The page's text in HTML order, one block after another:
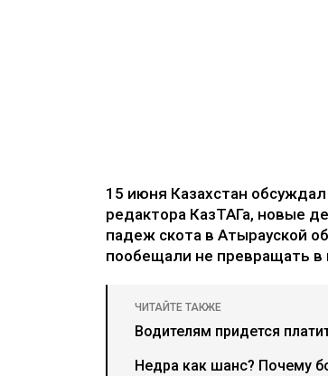
15 июня Казахстан
редактора КазТАГа, новые
падеж скота в Атырауской
пообещали не превращать в
ЧИТАЙТЕ ТАКЖЕ
Водителям придется
Недра как шанс? Почему